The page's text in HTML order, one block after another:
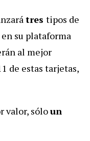
tres tipos de
en su plataforma
al mejor
de estas tarjetas,
valor, sóloun